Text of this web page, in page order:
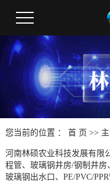
您当前的位置 ： 首 页 >>
河南林硕农业科技发展有限
程管、玻璃钢井房/钢制井房
玻璃钢出水口、PE/PVC/